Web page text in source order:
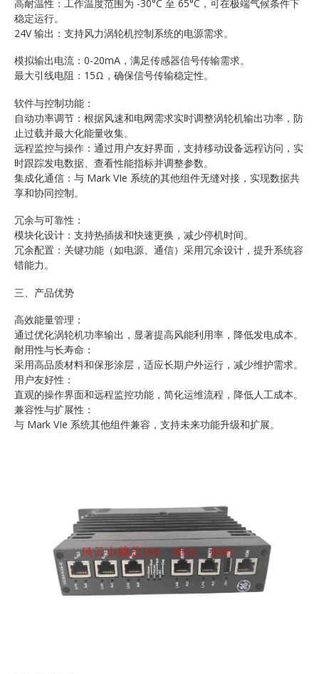
高耐温性：工作温度范围为 -30°C 至 65°C，可在极端气候条件下
稳定运行。
24V 输出：支持风力涡轮机控制系统的电源需求。
模拟输出电流：0-20mA，满足传感器信号传输需求。
最大引线电阻：15Ω，确保信号传输稳定性。
软件与控制功能：
自动功率调节：根据风速和电网需求实时调整涡轮机输出功率，防
止过载并最大化能量收集。
远程监控与操作：通过用户友好界面，支持移动设备远程访问，实
时跟踪发电数据、查看性能指标并调整参数。
集成化通信：与 Mark VIe 系统的其他组件无缝对接，实现数据共
享和协同控制。
冗余与可靠性：
模块化设计：支持热插拔和快速更换，减少停机时间。
冗余配置：关键功能（如电源、通信）采用冗余设计，提升系统容
错能力。
三、产品优势
高效能量管理：
通过优化涡轮机功率输出，显著提高风能利用率，降低发电成本。
耐用性与长寿命：
采用高品质材料和保形涂层，适应长期户外运行，减少维护需求。
用户友好性：
直观的操作界面和远程监控功能，简化运维流程，降低人工成本。
兼容性与扩展性：
与 Mark VIe 系统其他组件兼容，支持未来功能升级和扩展。